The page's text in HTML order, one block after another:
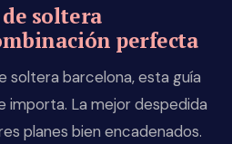
soltera
perfecta
soltera barcelona, esta guía
importa. La mejor despedida
planes bien encadenados.